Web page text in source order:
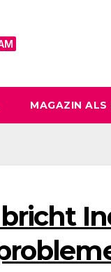
MAGAZIN ALS